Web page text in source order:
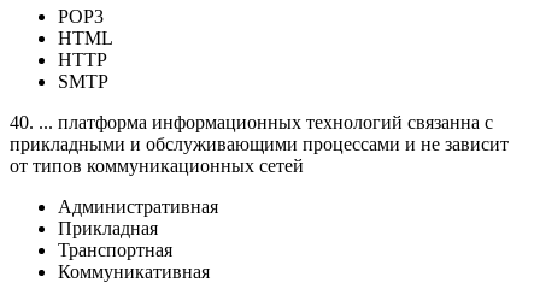
POP3
HTML
HTTP
SMTP
40. ... платформа информационных технологий связанна с
прикладными и обслуживающими процессами и не зависит
от типов коммуникационных сетей
Административная
Прикладная
Транспортная
Коммуникативная